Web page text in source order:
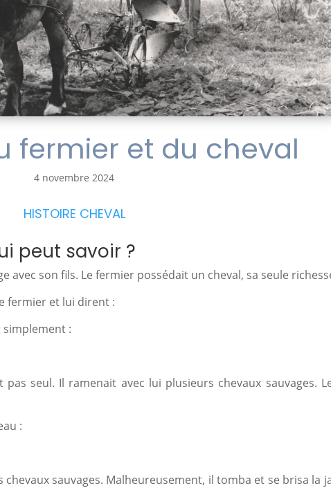
fermier et du cheval
4 novembre 2024
HISTOIRE CHEVAL
peut savoir ?
son fils. Le fermier possédait un cheval, sa seule
fermier et lui dirent :
simplement :
seul. Il ramenait avec lui plusieurs chevaux sauvages.
:
sauvages. Malheureusement, il tomba et se brisa la